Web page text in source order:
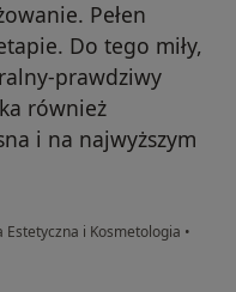
Pełen
Do tego miły,
prawdziwy
również
i na najwyższym
Estetyczna i Kosmetologia •